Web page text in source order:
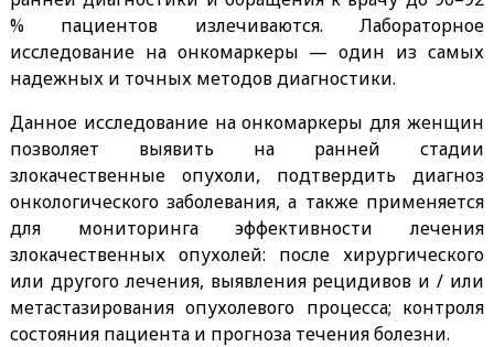
% пациентов излечиваются. Лабораторное
исследование на онкомаркеры — один из самых
надежных и точных методов диагностики.
Данное исследование на онкомаркеры для женщин
позволяет выявить на ранней стадии
злокачественные опухоли, подтвердить диагноз
онкологического заболевания, а также применяется
для мониторинга эффективности лечения
злокачественных опухолей: после хирургического
или другого лечения, выявления рецидивов и / или
метастазирования опухолевого процесса; контроля
состояния пациента и прогноза течения болезни.